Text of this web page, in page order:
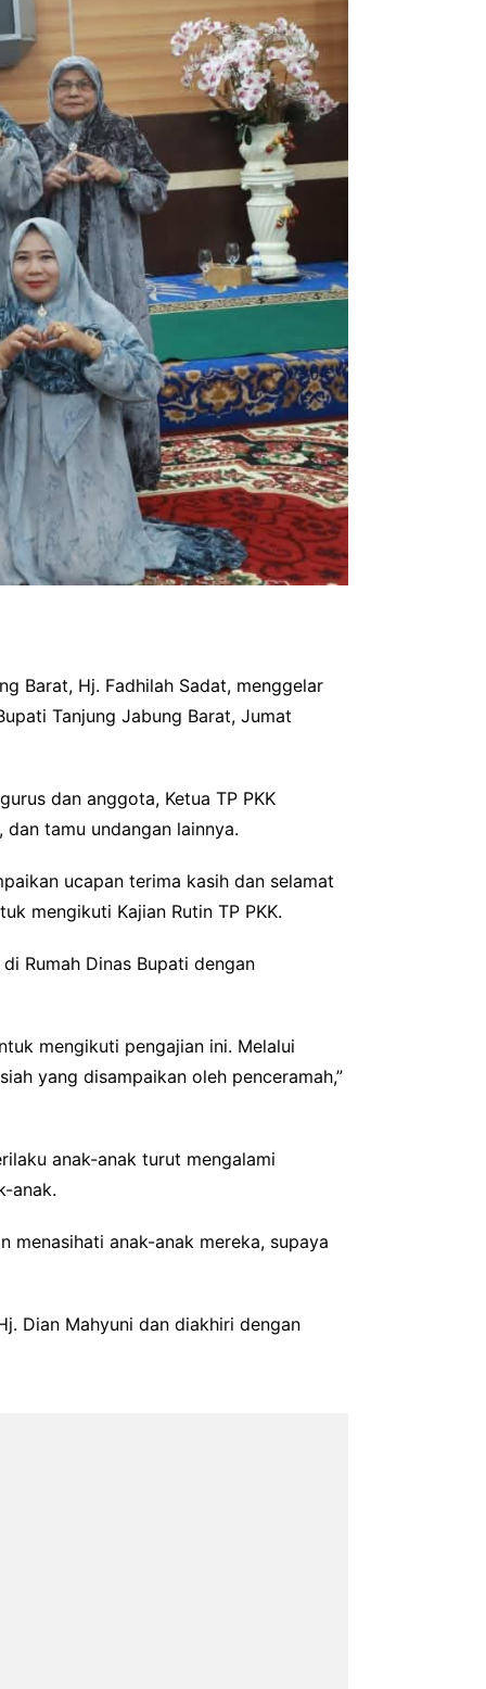
Barat, Hj. Fadhilah Sadat, menggelar
Tanjung Jabung Barat, Jumat
dan anggota, Ketua TP PKK
tamu undangan lainnya.
ucapan terima kasih dan selamat
mengikuti Kajian Rutin TP PKK.
Rumah Dinas Bupati dengan
mengikuti pengajian ini. Melalui
yang disampaikan oleh penceramah,”
anak-anak turut mengalami
anak.
menasihati anak-anak mereka, supaya
Dian Mahyuni dan diakhiri dengan